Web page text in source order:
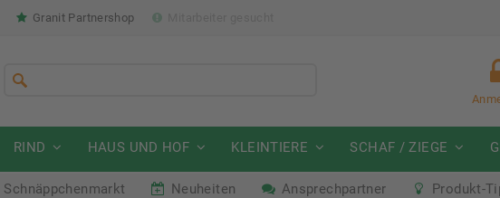
Granit Partnershop
RIND HAUS UND HOF KLEINTIERE SCHAF / ZIEGE
Schnäppchenmarkt Neuheiten Ansprechpartner Produkt-